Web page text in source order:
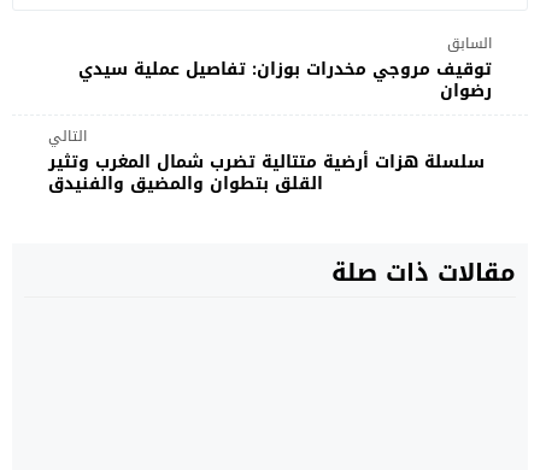
السابق
توقيف مروجي مخدرات بوزان: تفاصيل عملية سيدي
رضوان
التالي
سلسلة هزات أرضية متتالية تضرب شمال المغرب وتثير
القلق بتطوان والمضيق والفنيدق
مقالات ذات صلة